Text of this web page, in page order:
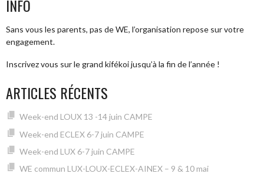
ARTICLES
INFO
Sans vous les parents, pas de WE, l’organisation repose sur votre
engagement.
Inscrivez vous sur le grand kifékoi jusqu’à la fin de l’année !
ARTICLES RÉCENTS
Week-end LOUX 13 -14 juin CAMPE
Week-end ECLEX 6-7 juin CAMPE
Week-end LUX 6-7 juin CAMPE
WE commun LUX-LOUX-ECLEX-AINEX – 9 & 10 mai